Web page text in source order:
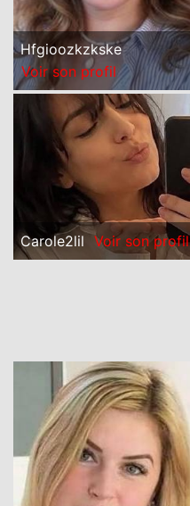
Hfgioozkzkske
Voir son profil
Carole2lil Voir son profil